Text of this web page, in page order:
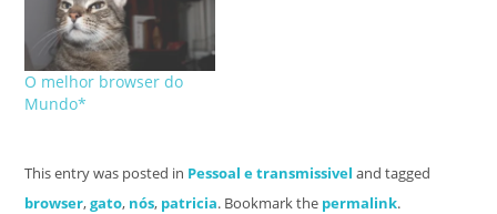
O melhor browser do
Mundo*
This entry was posted in Pessoal e transmissivel and tagged
browser,gato, nós, patricia. Bookmark the permalink.